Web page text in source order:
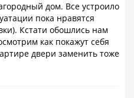
дом. Все устроило
пока нравятся
Кстати обошлись нам
как покажут себя
двери заменить тоже